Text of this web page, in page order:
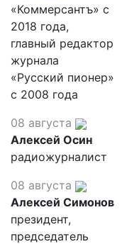
«Коммерсантъ» с
2018 года,
главный редактор
журнала
«Русский пионер»
с 2008 года
08 августа
Алексей Осин
радиожурналист
08 августа
Алексей Симонов
президент,
председатель